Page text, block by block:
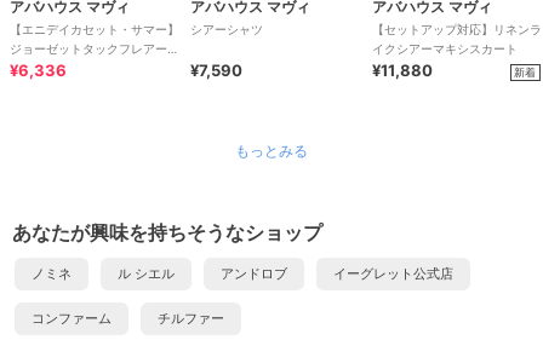
アバハウス マヴィ
【エニデイカセット・サマー】
ジョーゼットタックフレアーブ
ラウス
¥6,336
アバハウス マヴィ
シアーシャツ
¥7,590
アバハウス マヴィ
【セットアップ対応】リネンラ
イクシアーマキシスカート
¥11,880 新着
もっとみる
あなたが興味を持ちそうなショップ
ノミネ ル シエル アンドロブ イーグレット公式店
コンファーム チルファー